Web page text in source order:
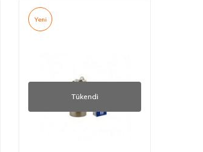
Yeni
Tükendi